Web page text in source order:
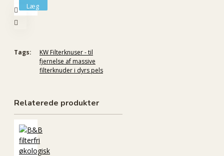
Læg
i
Tags:
KW Filterknuser - til
fjernelse af massive
filterknuder i dyrs pels
Relaterede produkter